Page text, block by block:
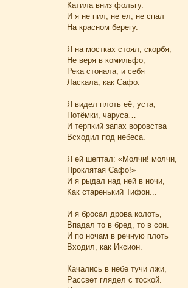
Катила вниз фольгу.
И я не пил, не ел, не спал
На красном берегу.
Я на мостках стоял, скорбя,
Не веря в комильфо,
Река стонала, и себя
Ласкала, как Сафо.
Я видел плоть её, уста,
Потёмки, чаруса…
И терпкий запах воровства
Всходил под небеса.
Я ей шептал: «Молчи! молчи,
Проклятая Сафо!»
И я рыдал над ней в ночи,
Как старенький Тифон...
И я бросал дрова колоть,
Впадал то в бред, то в сон.
И по ночам в речную плоть
Входил, как Иксион.
Качались в небе тучи лжи,
Рассвет глядел с тоской.